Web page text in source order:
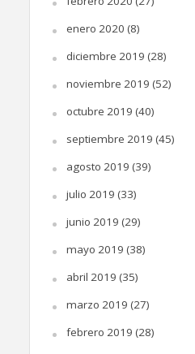
enero 2020 (8)
diciembre 2019 (28)
noviembre 2019 (52)
octubre 2019 (40)
septiembre 2019 (45)
agosto 2019 (39)
julio 2019 (33)
junio 2019 (29)
mayo 2019 (38)
abril 2019 (35)
marzo 2019 (27)
febrero 2019 (28)